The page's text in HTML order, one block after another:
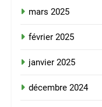
mars 2025
février 2025
janvier 2025
décembre 2024